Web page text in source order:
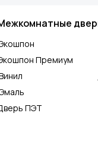
ПЭТ
Премиум